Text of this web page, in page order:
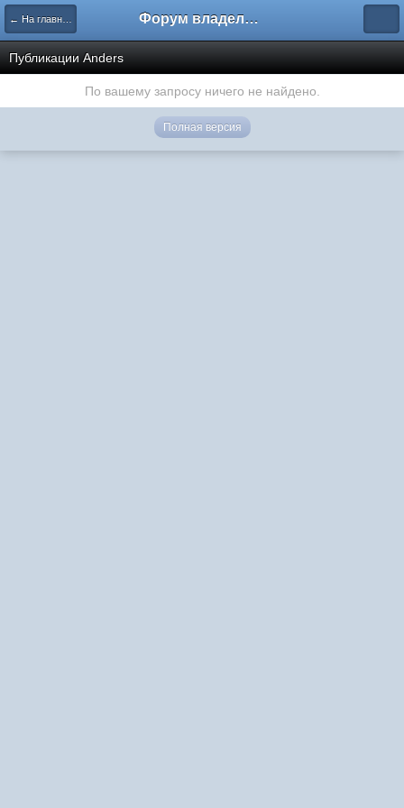
← На главную Форум владельцев интернет-магазинов
Публикации Anders
По вашему запросу ничего не найдено.
Полная версия